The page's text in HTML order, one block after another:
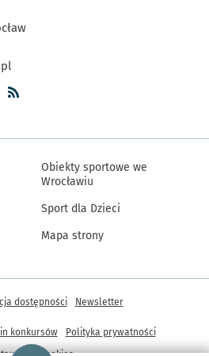
Strona główna - wroclaw.pl
Obiekty sportowe we
Wrocławiu
Sport dla Dzieci
Mapa strony
dostępności Newsletter
konkursów
Polityka prywatności